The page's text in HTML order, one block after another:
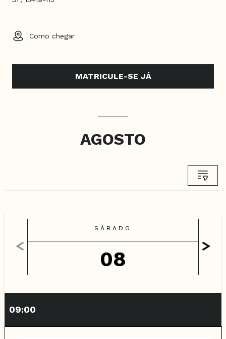
Como chegar
MATRICULE-SE JÁ
AGOSTO
SÁBADO
08
09:00